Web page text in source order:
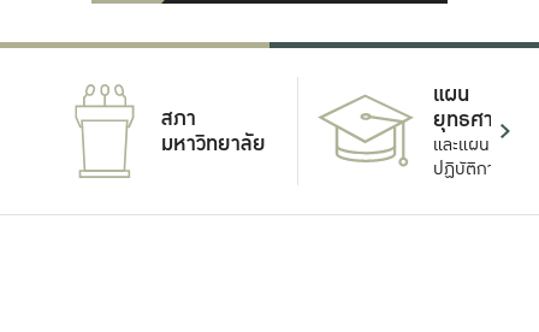
สภา
มหาวิทยาลัย
แผน
ยุทธศาสตร์
และแผน
ปฏิบัติการ